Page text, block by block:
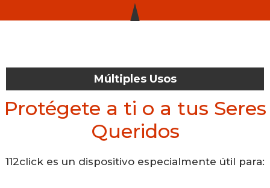
Múltiples Usos
Protégete a ti o a tus Seres
Queridos
112click es un dispositivo especialmente útil para: